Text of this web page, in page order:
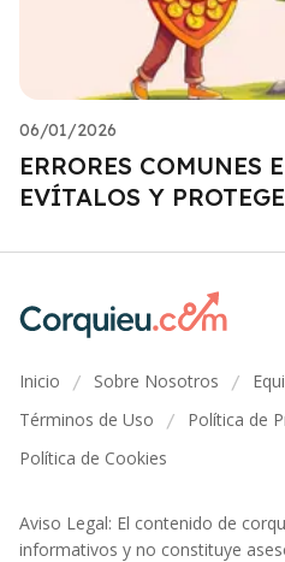
06/01/2026
ERRORES COMUNES
EVÍTALOS Y
Inicio / Sobre Nosotros /
Términos de Uso / Política de
Política de Cookies
Aviso Legal: El contenido de
informativos y no constituye